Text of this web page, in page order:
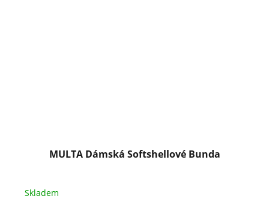
MULTA Dámská Softshellové Bunda
Skladem